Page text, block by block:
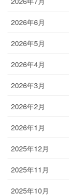
2026年6月
2026年5月
2026年4月
2026年3月
2026年2月
2026年1月
2025年12月
2025年11月
2025年10月